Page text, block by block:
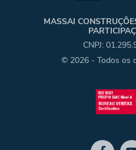
MASSAI
CNPJ:
© 2026 - Todos os